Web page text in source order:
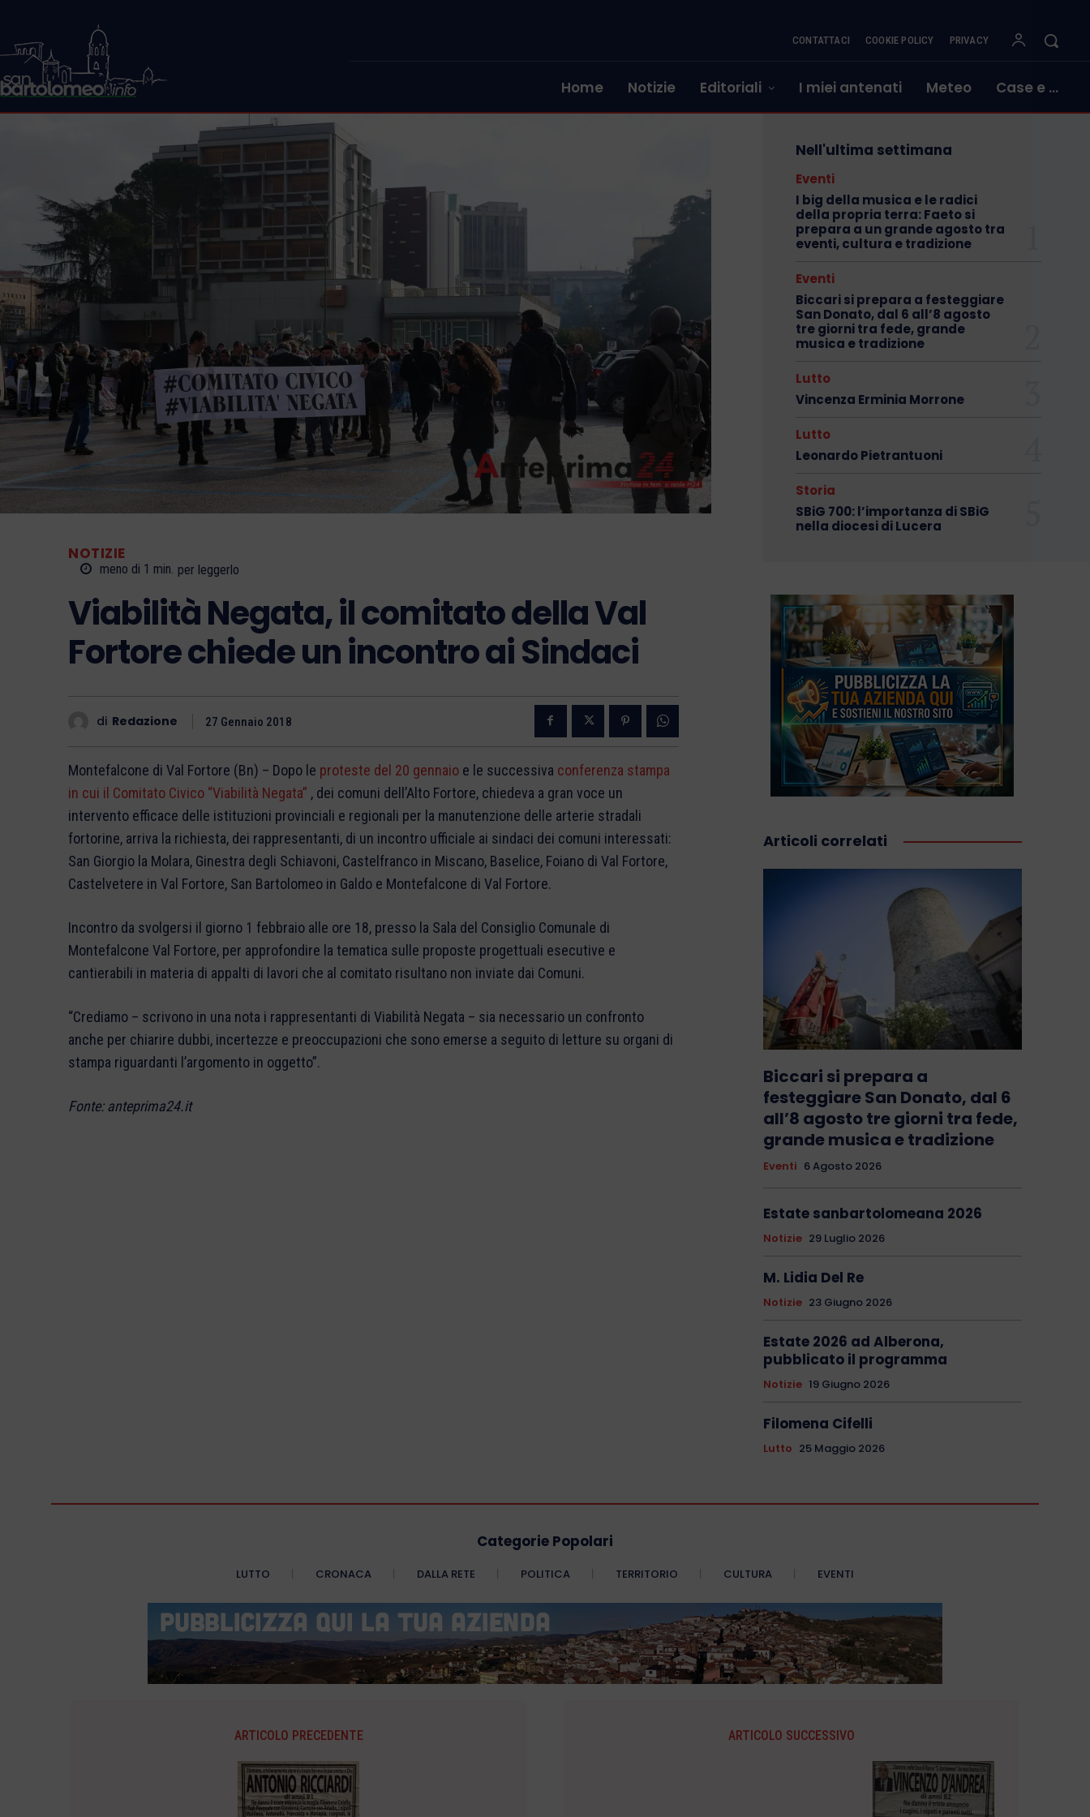
CONTATTACI COOKIE POLICY PRIVACY
Home Notizie Editoriali I miei antenati Meteo Case e …
NOTIZIE
meno di 1 min. per leggerlo
Viabilità Negata, il comitato della Val
Fortore chiede un incontro ai Sindaci
di Redazione 27 Gennaio 2018
Montefalcone di Val Fortore (Bn) – Dopo le proteste del 20 gennaio e le successiva conferenza stampa
in cui il Comitato Civico “Viabilità Negata” , dei comuni dell’Alto Fortore, chiedeva a gran voce un
intervento efficace delle istituzioni provinciali e regionali per la manutenzione delle arterie stradali
fortorine, arriva la richiesta, dei rappresentanti, di un incontro ufficiale ai sindaci dei comuni interessati:
San Giorgio la Molara, Ginestra degli Schiavoni, Castelfranco in Miscano, Baselice, Foiano di Val Fortore,
Castelvetere in Val Fortore, San Bartolomeo in Galdo e Montefalcone di Val Fortore.
Incontro da svolgersi il giorno 1 febbraio alle ore 18, presso la Sala del Consiglio Comunale di
Montefalcone Val Fortore, per approfondire la tematica sulle proposte progettuali esecutive e
cantierabili in materia di appalti di lavori che al comitato risultano non inviate dai Comuni.
“Crediamo – scrivono in una nota i rappresentanti di Viabilità Negata – sia necessario un confronto
anche per chiarire dubbi, incertezze e preoccupazioni che sono emerse a seguito di letture su organi di
stampa riguardanti l’argomento in oggetto”.
Fonte: anteprima24.it
Nell'ultima settimana
Eventi
I big della musica e le radici
della propria terra: Faeto si
prepara a un grande agosto tra
eventi, cultura e tradizione
Eventi
Biccari si prepara a festeggiare
San Donato, dal 6 all’8 agosto
tre giorni tra fede, grande
musica e tradizione
Lutto
Vincenza Erminia Morrone
Lutto
Leonardo Pietrantuoni
Storia
SBiG 700: l’importanza di SBiG
nella diocesi di Lucera
Articoli correlati
Biccari si prepara a
festeggiare San Donato, dal 6
all’8 agosto tre giorni tra fede,
grande musica e tradizione
Eventi 6 Agosto 2026
Estate sanbartolomeana 2026
Notizie 29 Luglio 2026
M. Lidia Del Re
Notizie 23 Giugno 2026
Estate 2026 ad Alberona,
pubblicato il programma
Notizie 19 Giugno 2026
Filomena Cifelli
Lutto 25 Maggio 2026
Categorie Popolari
LUTTO CRONACA DALLA RETE POLITICA TERRITORIO CULTURA EVENTI
ARTICOLO PRECEDENTE ARTICOLO SUCCESSIVO